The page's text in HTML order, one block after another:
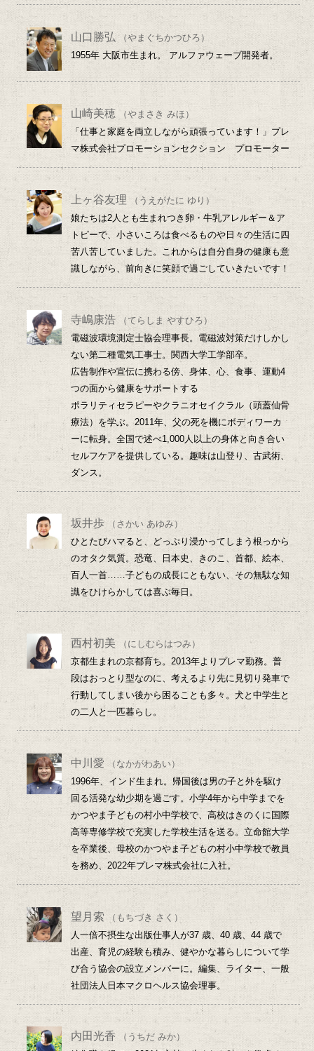
山口勝弘 （やまぐちかつひろ）
1955年 大阪市生まれ。 アルファウェーブ開発者。
山崎美穂
（やまさき みほ）
「仕事と家庭を両立しながら頑張っています！」プレ
マ株式会社プロモーションセクション プロモーター
上ヶ谷友理
（うえがたに ゆり）
娘たちは2人とも生まれつき卵・牛乳アレルギー＆ア
トピーで、小さいころは食べるものや日々の生活に四
苦八苦していました。これからは自分自身の健康も意
識しながら、前向きに笑顔で過ごしていきたいです！
寺嶋康浩 （てらしま やすひろ）
電磁波環境測定士協会理事長。電磁波対策だけしかし
ない第二種電気工事士。関西大学工学部卒。
広告制作や宣伝に携わる傍、身体、心、食事、運動4
つの面から健康をサポートする
ポラリティセラピーやクラニオセイクラル（頭蓋仙骨
療法）を学ぶ。2011年、父の死を機にボディワーカ
ーに転身。全国で述べ1,000人以上の身体と向き合い
セルフケアを提供している。趣味は山登り、古武術、
ダンス。
坂井歩
（さかい あゆみ）
ひとたびハマると、どっぷり浸かってしまう根っから
のオタク気質。恐竜、日本史、きのこ、首都、絵本、
百人一首……子どもの成長にともない、その無駄な知
識をひけらかしては喜ぶ毎日。
西村初美
（にしむらはつみ）
京都生まれの京都育ち。2013年よりプレマ勤務。普
段はおっとり型なのに、考えるより先に見切り発車で
行動してしまい後から困ることも多々。犬と中学生と
の二人と一匹暮らし。
中川愛
（なかがわあい）
1996年、インド生まれ。帰国後は男の子と外を駆け
回る活発な幼少期を過ごす。小学4年から中学までを
かつやま子どもの村小中学校で、高校はきのくに国際
高等専修学校で充実した学校生活を送る。立命館大学
を卒業後、母校のかつやま子どもの村小中学校で教員
を務め、2022年プレマ株式会社に入社。
望月索
（もちづき さく）
人一倍不摂生な出版仕事人が37 歳、40 歳、44 歳で
出産、育児の経験も積み、健やかな暮らしについて学
び合う協会の設立メンバーに。編集、ライター、一般
社団法人日本マクロヘルス協会理事。
内田光香
（うちだ みか）